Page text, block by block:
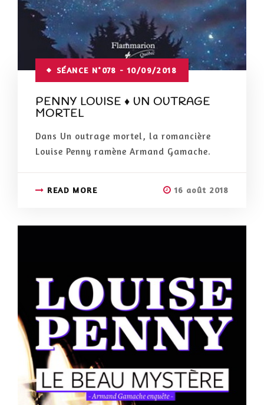
SÉANCE N°078 - 10/09/2018
PENNY LOUISE ♦ UN OUTRAGE
MORTEL
Dans Un outrage mortel, la romancière
Louise Penny ramène Armand Gamache.
READ MORE 16 août 2018